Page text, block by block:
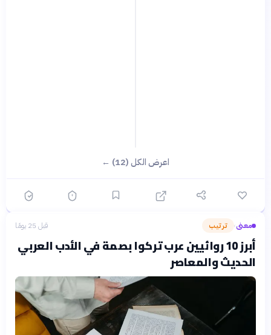
اعرض الكل (12) ←
معنى› ترتيب قبل 25 يومًا
أبرز 10 روائيين عرب تركوا بصمة في الأدب العربي
الحديث والمعاصر